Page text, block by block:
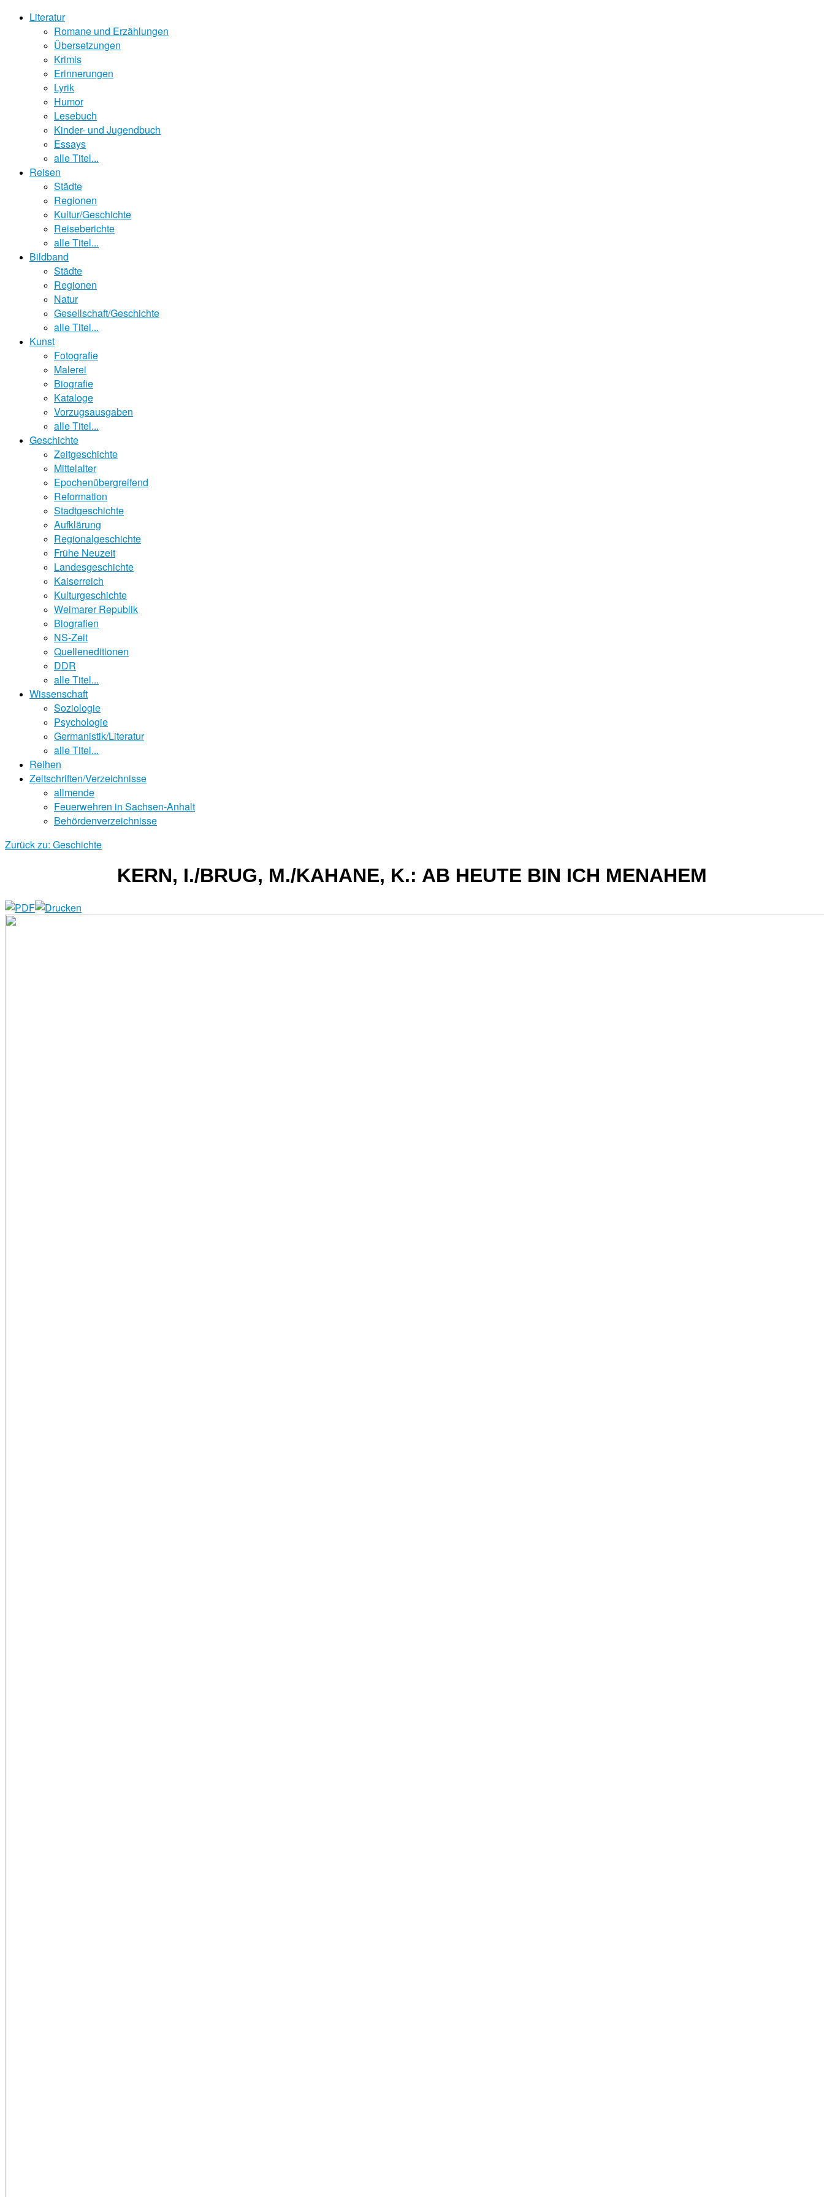
Literatur
Romane und Erzählungen
Übersetzungen
Krimis
Erinnerungen
Lyrik
Humor
Lesebuch
Kinder- und Jugendbuch
Essays
alle Titel...
Reisen
Städte
Regionen
Kultur/Geschichte
Reiseberichte
alle Titel...
Bildband
Städte
Regionen
Natur
Gesellschaft/Geschichte
alle Titel...
Kunst
Fotografie
Malerei
Biografie
Kataloge
Vorzugsausgaben
alle Titel...
Geschichte
Zeitgeschichte
Mittelalter
Epochenübergreifend
Reformation
Stadtgeschichte
Aufklärung
Regionalgeschichte
Frühe Neuzeit
Landesgeschichte
Kaiserreich
Kulturgeschichte
Weimarer Republik
Biografien
NS-Zeit
Quelleneditionen
DDR
alle Titel...
Wissenschaft
Soziologie
Psychologie
Germanistik/Literatur
alle Titel...
Reihen
Zeitschriften/Verzeichnisse
allmende
Feuerwehren in Sachsen-Anhalt
Behördenverzeichnisse
Zurück zu: Geschichte
KERN, I./BRUG, M./KAHANE, K.: AB HEUTE BIN ICH MENAHEM